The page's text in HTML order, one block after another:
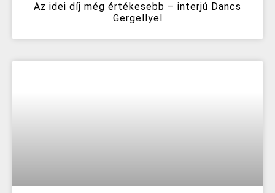
Az idei díj még értékesebb – interjú Dancs
Gergellyel